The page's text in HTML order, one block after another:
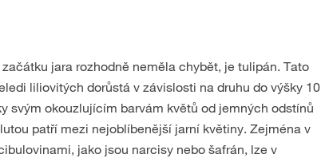
jara rozhodně neměla chybět, je tulipán. Tato
liliovitých dorůstá v závislosti na druhu do výšky 10
svým okouzlujícím barvám květů od jemných odstínů
patří mezi nejoblíbenější jarní květiny. Zejména v
jako jsou narcisy nebo šafrán, lze v